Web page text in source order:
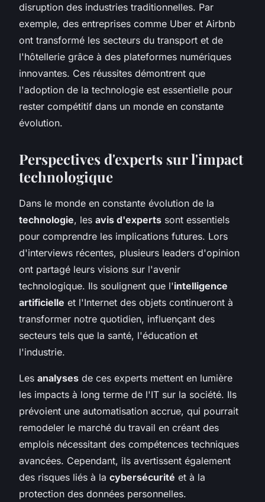
disruption des industries traditionnelles. Par
exemple, des entreprises comme Uber et Airbnb
ont transformé les secteurs du transport et de
l'hôtellerie grâce à des plateformes numériques
innovantes. Ces réussites démontrent que
l'adoption de la technologie est essentielle pour
rester compétitif dans un monde en constante
évolution.
Perspectives d'experts sur l'impact
technologique
Dans le monde en constante évolution de la
technologie, les avis d'experts sont essentiels
pour comprendre les implications futures. Lors
d'interviews récentes, plusieurs leaders d'opinion
ont partagé leurs visions sur l'avenir
technologique. Ils soulignent que l'intelligence
artificielle et l'Internet des objets continueront à
transformer notre quotidien, influençant des
secteurs tels que la santé, l'éducation et
l'industrie.
Les analyses de ces experts mettent en lumière
les impacts à long terme de l'IT sur la société. Ils
prévoient une automatisation accrue, qui pourrait
remodeler le marché du travail en créant des
emplois nécessitant des compétences techniques
avancées. Cependant, ils avertissent également
des risques liés à la cybersécurité et à la
protection des données personnelles.